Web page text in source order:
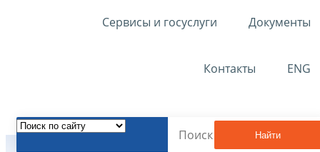
Сервисы и госуслуги Документы
Контакты ENG
Найти